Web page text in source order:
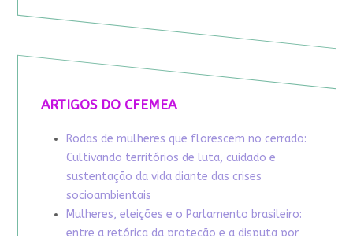
ARTIGOS DO CFEMEA
Rodas de mulheres que florescem no cerrado:
Cultivando territórios de luta, cuidado e
sustentação da vida diante das crises
socioambientais
Mulheres, eleições e o Parlamento brasileiro: